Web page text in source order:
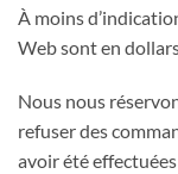
À moins
Web sont en
Nous nous
refuser des
avoir été